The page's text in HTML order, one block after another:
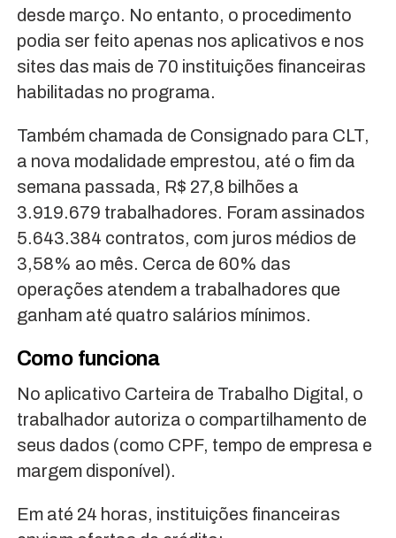
desde março. No entanto, o procedimento
podia ser feito apenas nos aplicativos e nos
sites das mais de 70 instituições financeiras
habilitadas no programa.
Também chamada de Consignado para CLT,
a nova modalidade emprestou, até o fim da
semana passada, R$ 27,8 bilhões a
3.919.679 trabalhadores. Foram assinados
5.643.384 contratos, com juros médios de
3,58% ao mês. Cerca de 60% das
operações atendem a trabalhadores que
ganham até quatro salários mínimos.
Como funciona
No aplicativo Carteira de Trabalho Digital, o
trabalhador autoriza o compartilhamento de
seus dados (como CPF, tempo de empresa e
margem disponível).
Em até 24 horas, instituições financeiras